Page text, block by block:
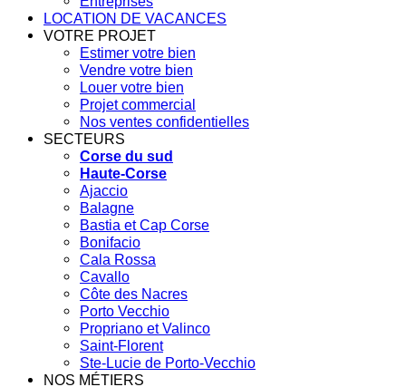
LOCATION DE VACANCES
VOTRE PROJET
Estimer votre bien
Vendre votre bien
Louer votre bien
Projet commercial
Nos ventes confidentielles
SECTEURS
Corse du sud
Haute-Corse
Ajaccio
Balagne
Bastia et Cap Corse
Bonifacio
Cala Rossa
Cavallo
Côte des Nacres
Porto Vecchio
Propriano et Valinco
Saint-Florent
Ste-Lucie de Porto-Vecchio
NOS MÉTIERS